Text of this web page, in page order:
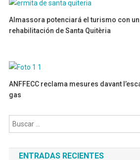
Almassora potenciará el turismo con
rehabilitación de Santa Quitèria
ANFFECC reclama mesures davant
gas
ENTRADAS RECIENTES